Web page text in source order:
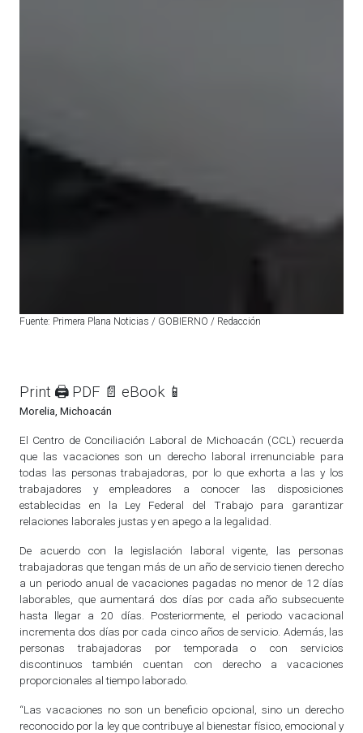
Fuente: Primera Plana Noticias / GOBIERNO / Redacción
Print 🖨 PDF 📄 eBook 📱
Morelia, Michoacán
El Centro de Conciliación Laboral de Michoacán (CCL) recuerda
que las vacaciones son un derecho laboral irrenunciable para
todas las personas trabajadoras, por lo que exhorta a las y los
trabajadores y empleadores a conocer las disposiciones
establecidas en la Ley Federal del Trabajo para garantizar
relaciones laborales justas y en apego a la legalidad.
De acuerdo con la legislación laboral vigente, las personas
trabajadoras que tengan más de un año de servicio tienen derecho
a un periodo anual de vacaciones pagadas no menor de 12 días
laborables, que aumentará dos días por cada año subsecuente
hasta llegar a 20 días. Posteriormente, el periodo vacacional
incrementa dos días por cada cinco años de servicio. Además, las
personas trabajadoras por temporada o con servicios
discontinuos también cuentan con derecho a vacaciones
proporcionales al tiempo laborado.
“Las vacaciones no son un beneficio opcional, sino un derecho
reconocido por la ley que contribuye al bienestar físico, emocional y